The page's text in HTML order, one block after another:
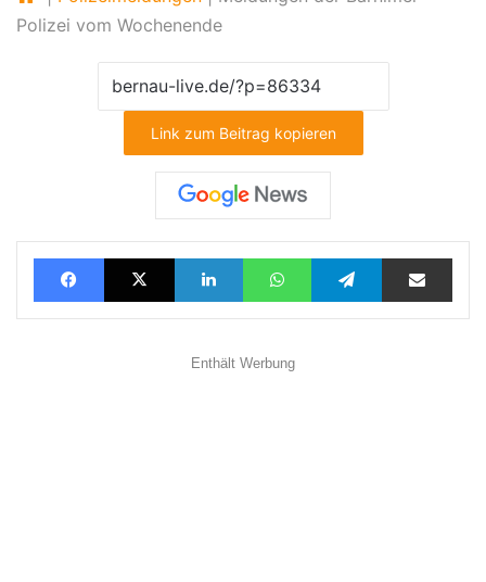
Polizei vom Wochenende
Link zum Beitrag kopieren
FacebookX LinkedInWhatsAppTelegramTeilen via E-Mail
Enthält Werbung